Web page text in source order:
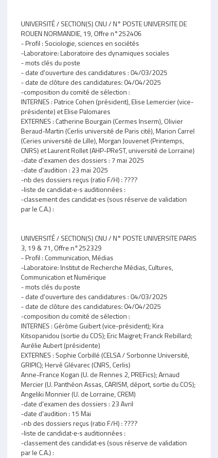
UNIVERSITÉ / SECTION(S) CNU / N° POSTE UNIVERSITE DE
ROUEN NORMANDIE, 19, Offre n°252406
- Profil : Sociologie, sciences en sociétés
-Laboratoire: Laboratoire des dynamiques sociales
- mots clés du poste
- date d'ouverture des candidatures : 04/03/2025
- date de clôture des candidatures: 04/04/2025
-composition du comité de sélection :
INTERNES : Patrice Cohen (président), Elise Lemercier (vice-
présidente) et Elise Palomares
EXTERNES : Catherine Bourgain (Cermes Inserm), Olivier
Beraud-Martin (Cerlis université de Paris cité), Marion Carrel
(Ceries université de Lille), Morgan Jouvenet (Printemps,
CNRS) et Laurent Rollet (AHP-PReST, université de Lorraine)
-date d'examen des dossiers : 7 mai 2025
-date d'audition : 23 mai 2025
-nb des dossiers reçus (ratio F/H) : ????
-liste de candidat‧e‧s auditionnées :
-classement des candidat‧es (sous réserve de validation
par le C.A.) :
UNIVERSITÉ / SECTION(S) CNU / N° POSTE UNIVERSITE PARIS
3, 19 & 71, Offre n°252329
- Profil : Communication, Médias
-Laboratoire: Institut de Recherche Médias, Cultures,
Communication et Numérique
- mots clés du poste
- date d'ouverture des candidatures : 04/03/2025
- date de clôture des candidatures: 04/04/2025
-composition du comité de sélection :
INTERNES : Gérôme Guibert (vice-président); Kira
Kitsopanidou (sortie du COS); Eric Maigret; Franck Rebillard;
Aurélie Aubert (présidente)
EXTERNES : Sophie Corbillé (CELSA / Sorbonne Université,
GRIPIC); Hervé Glévarec (CNRS, Cerlis)
Anne-France Kogan (U. de Rennes 2, PREFics); Arnaud
Mercier (U. Panthéon Assas, CARISM, déport, sortie du COS);
Angeliki Monnier (U. de Lorraine, CREM)
-date d'examen des dossiers : 23 Avril
-date d'audition : 15 Mai
-nb des dossiers reçus (ratio F/H) : ????
-liste de candidat‧e‧s auditionnées :
-classement des candidat‧es (sous réserve de validation
par le C.A.) :